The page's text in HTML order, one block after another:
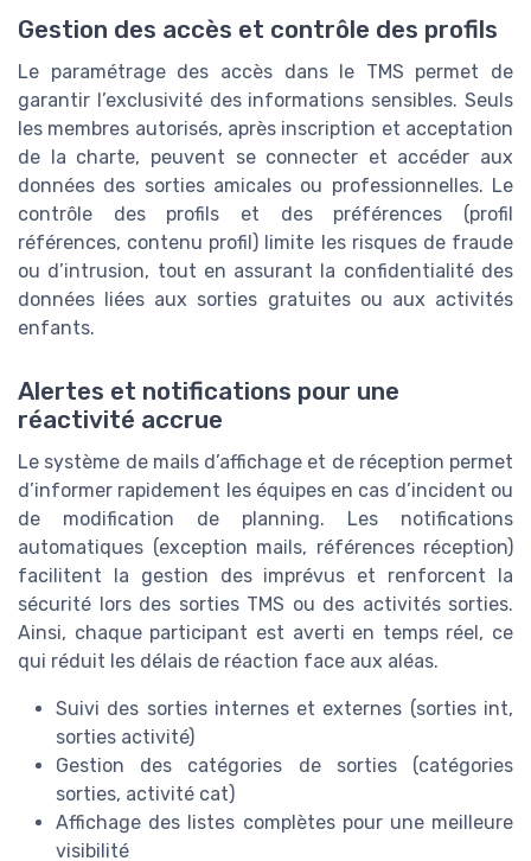
Gestion des accès et contrôle des profils
Le paramétrage des accès dans le TMS permet de
garantir l’exclusivité des informations sensibles. Seuls
les membres autorisés, après inscription et acceptation
de la charte, peuvent se connecter et accéder aux
données des sorties amicales ou professionnelles. Le
contrôle des profils et des préférences (profil
références, contenu profil) limite les risques de fraude
ou d’intrusion, tout en assurant la confidentialité des
données liées aux sorties gratuites ou aux activités
enfants.
Alertes et notifications pour une
réactivité accrue
Le système de mails d’affichage et de réception permet
d’informer rapidement les équipes en cas d’incident ou
de modification de planning. Les notifications
automatiques (exception mails, références réception)
facilitent la gestion des imprévus et renforcent la
sécurité lors des sorties TMS ou des activités sorties.
Ainsi, chaque participant est averti en temps réel, ce
qui réduit les délais de réaction face aux aléas.
Suivi des sorties internes et externes (sorties int,
sorties activité)
Gestion des catégories de sorties (catégories
sorties, activité cat)
Affichage des listes complètes pour une meilleure
visibilité